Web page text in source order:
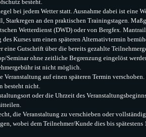
besteht.
bei jedem Wetter statt. Ausnahme dabei ist eine
Starkregen an den praktischen Trainingstagen.
Wetterdienst (DWD) oder von Bergfex.
Kurses um einen späteren Alternativtermin
eine Gutschrift über die bereits gezahlte
Seminar ohne zeitliche Begrenzung eingelöst
ist nicht möglich.
Veranstaltung auf einen späteren Termin
besteht nicht.
oder die Uhrzeit des
die Veranstaltung zu verschieben oder
wobei dem Teilnehmer/Kunde dies bis spätestens